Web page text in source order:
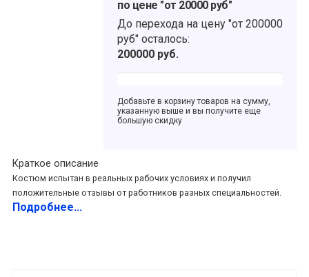
Краткое описание
Костюм испытан в реальных рабочих условиях и получил
положительные отзывы от работников разных специальностей.
Подробнее...
по цене "от 20000 руб"
До перехода на цену "от 200000
руб" осталось:
200000 руб.
Добавьте в корзину товаров на сумму,
указанную выше и вы получите еще
большую скидку